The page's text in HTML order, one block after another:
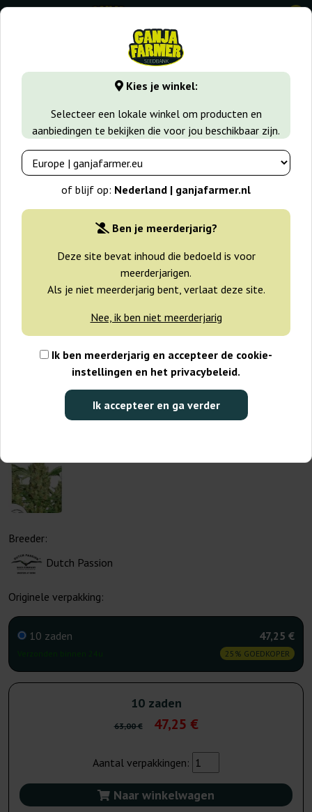
Kies je winkel:
Selecteer een lokale winkel om producten en
aanbiedingen te bekijken die voor jou beschikbaar zijn.
of blijf op: Nederland | ganjafarmer.nl
Ben je meerderjarig?
Deze site bevat inhoud die bedoeld is voor
meerderjarigen.
Als je niet meerderjarig bent, verlaat deze site.
Nee, ik ben niet meerderjarig
Ik ben meerderjarig en accepteer de cookie-
instellingen en het privacybeleid.
Ik accepteer en ga verder
0
GanjaFarmer.nl Zaadsoorten Sativa zaden Power
-25%
+gratisie
Breeder:
Dutch Passion
Originele verpakking:
10 zaden 47,25 €
25% GOEDKOPER
10 zaden
63,00 € 47,25 €
Aantal verpakkingen:
Naar winkelwagen